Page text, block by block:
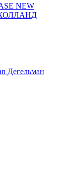
NEW
Дегельман